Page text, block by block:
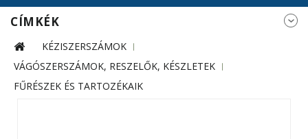
CÍMKÉK
KÉZISZERSZÁMOK
VÁGÓSZERSZÁMOK, RESZELŐK, KÉSZLETEK
FŰRÉSZEK ÉS TARTOZÉKAIK